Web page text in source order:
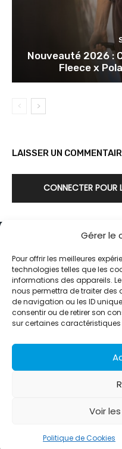
Gérer le
Pour offrir les meilleures
technologies telles que les
informations des appareils.
nous permettra de traiter des
de navigation ou les ID
consentir ou de retirer son
sur certaines
Voir
Politique de Cookies
Nouveauté 2026 :
Fleece x
LAISSER UN
CONNECTER POUR
Alternative Média est
relations publiques basée à
pilote des stratégies de
grâce à un
Contact
Politique de confidentialité